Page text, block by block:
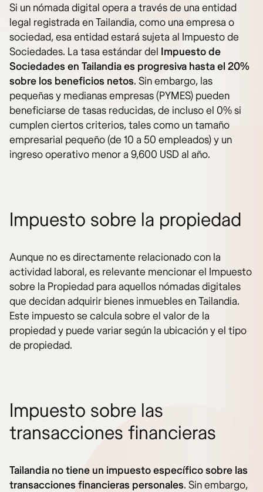
Si un nómada digital opera a través de una entidad
legal registrada en Tailandia, como una empresa o
sociedad, esa entidad estará sujeta al Impuesto de
Sociedades. La tasa estándar del Impuesto de
Sociedades en Tailandia es progresiva hasta el 20%
sobre los beneficios netos. Sin embargo, las
pequeñas y medianas empresas (PYMES) pueden
beneficiarse de tasas reducidas, de incluso el 0% si
cumplen ciertos criterios, tales como un tamaño
empresarial pequeño (de 10 a 50 empleados) y un
ingreso operativo menor a 9,600 USD al año.
Impuesto sobre la propiedad
Aunque no es directamente relacionado con la
actividad laboral, es relevante mencionar el Impuesto
sobre la Propiedad para aquellos nómadas digitales
que decidan adquirir bienes inmuebles en Tailandia.
Este impuesto se calcula sobre el valor de la
propiedad y puede variar según la ubicación y el tipo
de propiedad.
Impuesto sobre las
transacciones financieras
Tailandia no tiene un impuesto específico sobre las
transacciones financieras personales. Sin embargo,